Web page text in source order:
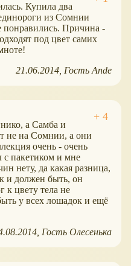
Купила два
из Сомнии
Причина -
под цвет самих
21.06.2014 Гость Ande
а Самба и
не на Сомнии, а они
очень - очень
с пакетиком и мне
нету, да какая разница,
и должен быть, он
к цвету тела не
у всех лошадок и ещё
Гость Олесенька